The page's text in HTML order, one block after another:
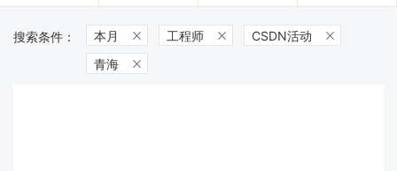
本月  工程师  CSDN活动 
青海 